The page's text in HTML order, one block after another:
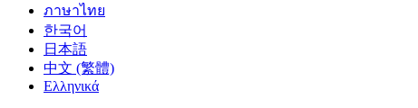
ภาษาไทย
한국어
日本語
中文 (繁體)
Ελληνικά